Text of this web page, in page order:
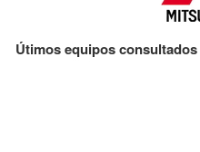
Útimos equipos consultados